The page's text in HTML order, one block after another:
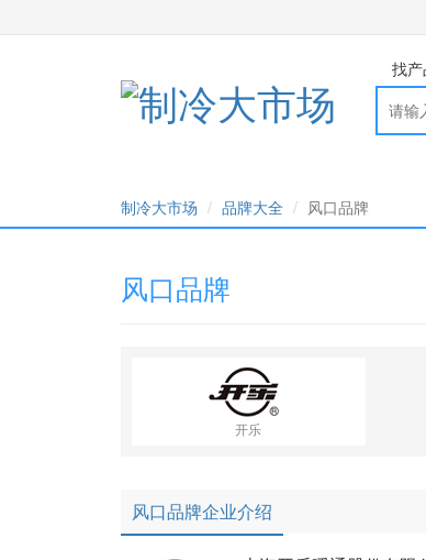
找产
制冷大市场 品牌大全 风口品牌
风口品牌
开乐
风口品牌企业介绍